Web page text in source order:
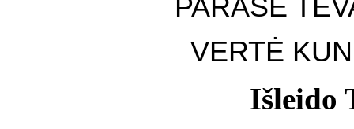
PARAŠĖ
VERTĖ
Išleido